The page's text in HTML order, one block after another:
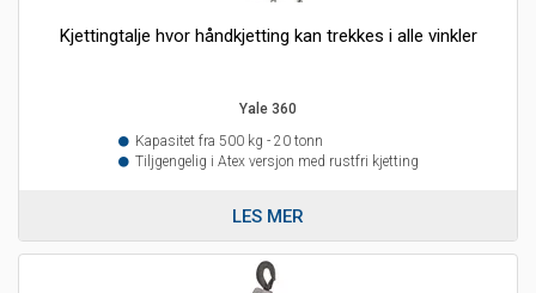
Kjettingtalje hvor håndkjetting kan trekkes i alle vinkler
Yale 360
Kapasitet fra 500 kg - 20 tonn
Tiljgengelig i Atex versjon med rustfri kjetting
LES MER